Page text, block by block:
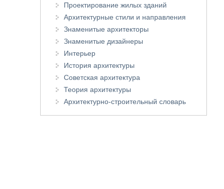
Проектирование жилых зданий
Архитектурные стили и направления
Знаменитые архитекторы
Знаменитые дизайнеры
Интерьер
История архитектуры
Советская архитектура
Теория архитектуры
Архитектурно-строительный словарь